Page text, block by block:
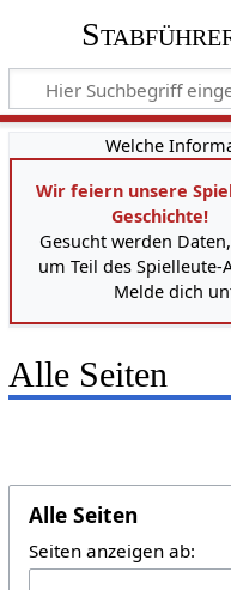
Welche
Wir feiern unsere
Geschichte!
Gesucht werden
um Teil des
Melde dich
Alle Seiten
Alle Seiten
Seiten anzeigen ab: